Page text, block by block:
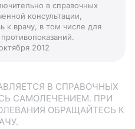
в справочных
консультации,
к врачу, в том числе для
2012
В СПРАВОЧНЫХ
САМОЛЕЧЕНИЕМ. ПРИ
ОБРАЩАЙТЕСЬ К